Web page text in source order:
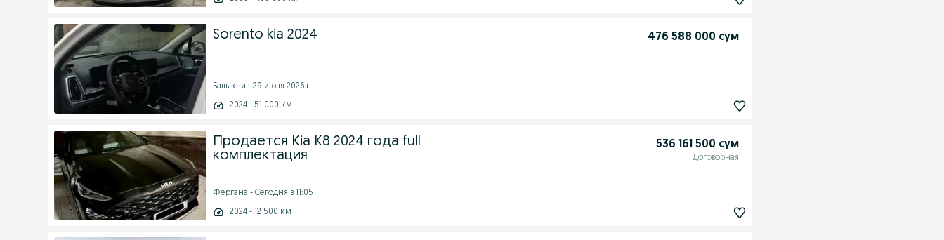
Sorento kia 2024 476 588 000 сум
Балыкчи - 29 июля 2026 г.
2024 - 51 000 км
Продается Kia K8 2024 года full
комплектация
536 161 500 сум
Договорная
Фергана - Сегодня в 11:05
2024 - 12 500 км